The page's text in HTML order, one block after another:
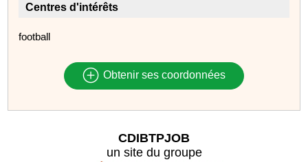
Centres d'intérêts
football
Obtenir ses coordonnées
CDIBTPJOB
un site du groupe